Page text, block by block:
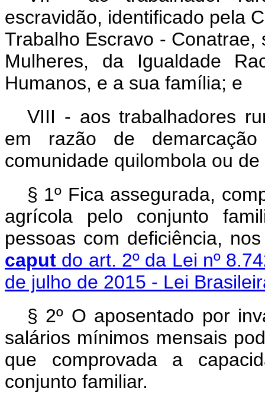
escravidão, identificado pela
Trabalho Escravo -
Mulheres, da Igualdade
Humanos, e a sua família; e
VIII - aos trabalhadores
em razão de
comunidade quilombola ou
§ 1º Fica assegurada,
agrícola pelo conjunto
pessoas com deficiência,
caput do art. 2º da Lei nº
de julho de 2015 - Lei
§ 2º O aposentado por
salários mínimos mensais
que comprovada a
conjunto familiar.